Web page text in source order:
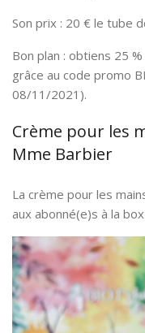
Son prix : 20 € le tube
Bon plan : obtiens 25
grâce au code promo
08/11/2021).
Crème pour les
Mme Barbier
La crème pour les
aux abonné(e)s à la